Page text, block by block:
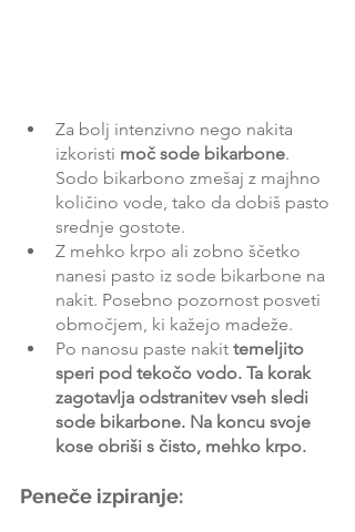
Za bolj intenzivno nego nakita
izkoristi moč sode bikarbone.
Sodo bikarbono zmešaj z majhno
količino vode, tako da dobiš pasto
srednje gostote.
Z mehko krpo ali zobno ščetko
nanesi pasto iz sode bikarbone na
nakit. Posebno pozornost posveti
območjem, ki kažejo madeže.
Po nanosu paste nakit temeljito
speri pod tekočo vodo. Ta korak
zagotavlja odstranitev vseh sledi
sode bikarbone. Na koncu svoje
kose obriši s čisto, mehko krpo.
Peneče izpiranje: